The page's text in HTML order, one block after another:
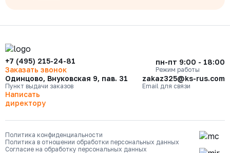
+7 (495) 215-24-81
Заказать звонок
пн-пт 9:00 - 18:00
Режим работы
Одинцово, Внуковская 9, пав. 31
Пункт выдачи заказов
zakaz325@ks-rus.com
Email для связи
Написать
директору
Политика конфиденциальности
Политика в отношении обработки персональных данных
Согласие на обработку персональных данных